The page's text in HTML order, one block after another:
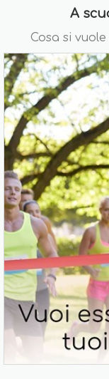
A
Cosa si